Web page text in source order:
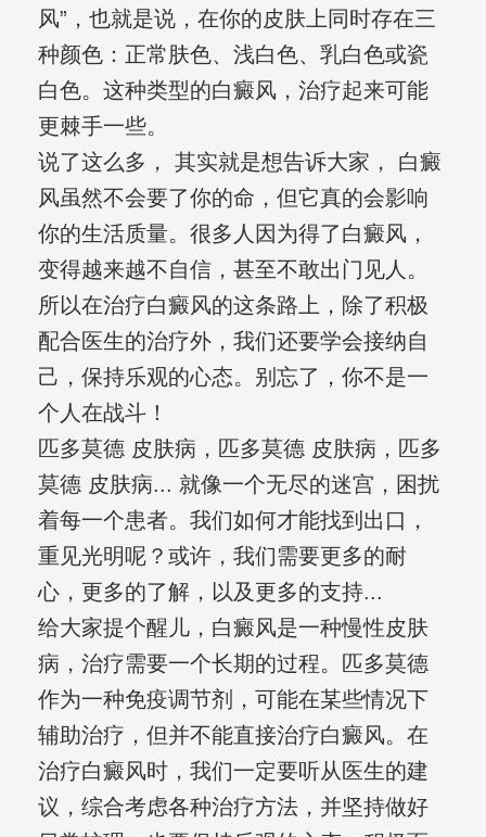
风”，也就是说，在你的皮肤上同时存在三
种颜色：正常肤色、浅白色、乳白色或瓷
白色。这种类型的白癜风，治疗起来可能
更棘手一些。
说了这么多， 其实就是想告诉大家， 白癜
风虽然不会要了你的命，但它真的会影响
你的生活质量。很多人因为得了白癜风，
变得越来越不自信，甚至不敢出门见人。
所以在治疗白癜风的这条路上，除了积极
配合医生的治疗外，我们还要学会接纳自
己，保持乐观的心态。别忘了，你不是一
个人在战斗！
匹多莫德 皮肤病，匹多莫德 皮肤病，匹多
莫德 皮肤病... 就像一个无尽的迷宫，困扰
着每一个患者。我们如何才能找到出口，
重见光明呢？或许，我们需要更多的耐
心，更多的了解，以及更多的支持...
给大家提个醒儿，白癜风是一种慢性皮肤
病，治疗需要一个长期的过程。匹多莫德
作为一种免疫调节剂，可能在某些情况下
辅助治疗，但并不能直接治疗白癜风。在
治疗白癜风时，我们一定要听从医生的建
议，综合考虑各种治疗方法，并坚持做好